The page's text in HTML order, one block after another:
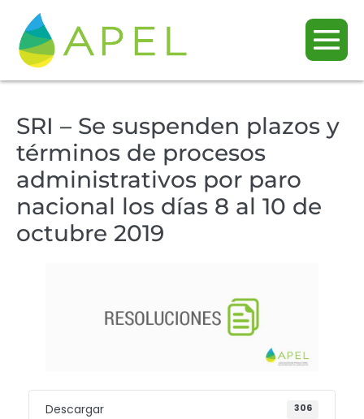
SRI – Se suspenden plazos y
términos de procesos
administrativos por paro
nacional los días 8 al 10 de
octubre 2019
Descargar 306